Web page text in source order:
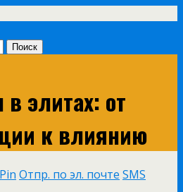
элитах: от
к влиянию
Pin Отпр. по эл. почте SMS